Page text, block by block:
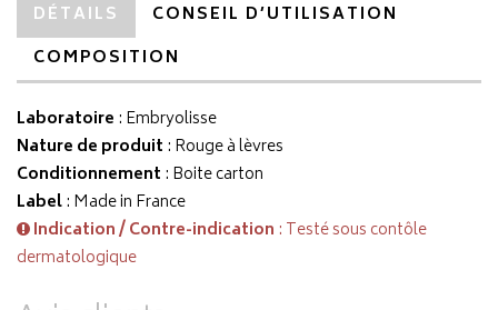
DÉTAILS
CONSEIL D’UTILISATION
COMPOSITION
Laboratoire : Embryolisse
Nature de produit : Rouge à lèvres
Conditionnement : Boite carton
Label: Made in France
Indication / Contre-indication : Testé sous contôle
dermatologique